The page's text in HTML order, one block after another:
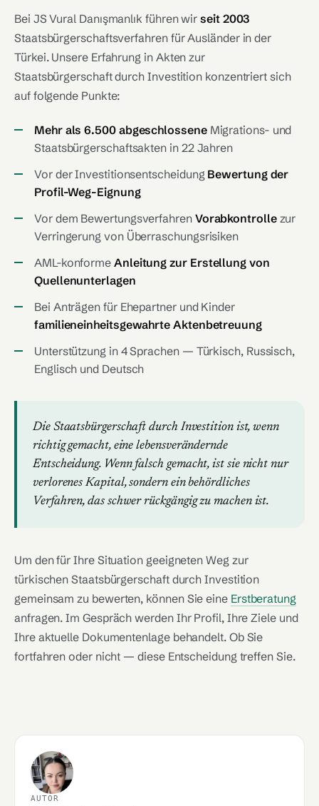
Bei JS Vural Danışmanlık führen wirseit 2003
Staatsbürgerschaftsverfahren für Ausländer in der
Türkei. Unsere Erfahrung in Akten zur
Staatsbürgerschaft durch Investition konzentriert sich
auf folgende Punkte:
Mehr als 6.500 abgeschlosseneMigrations- und
Staatsbürgerschaftsakten in 22 Jahren
Vor der Investitionsentscheidung Bewertung der
Profil-Weg-Eignung
Vor dem Bewertungsverfahren Vorabkontrollezur
Verringerung von Überraschungsrisiken
AML-konforme Anleitung zur Erstellung von
Quellenunterlagen
Bei Anträgen für Ehepartner und Kinder
familieneinheitsgewahrte Aktenbetreuung
Unterstützung in 4 Sprachen — Türkisch, Russisch,
Englisch und Deutsch
Die Staatsbürgerschaft durch Investition ist, wenn
richtig gemacht, eine lebensverändernde
Entscheidung. Wenn falsch gemacht, ist sie nicht nur
verlorenes Kapital, sondern ein behördliches
Verfahren, das schwer rückgängig zu machen ist.
Um den für Ihre Situation geeigneten Weg zur
türkischen Staatsbürgerschaft durch Investition
gemeinsam zu bewerten, können Sie eine Erstberatung
anfragen. Im Gespräch werden Ihr Profil, Ihre Ziele und
Ihre aktuelle Dokumentenlage behandelt. Ob Sie
fortfahren oder nicht — diese Entscheidung treffen Sie.
AUTOR